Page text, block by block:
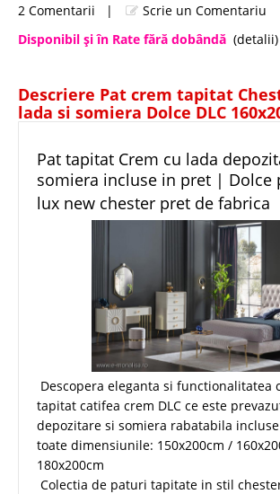
2 Comentarii |
Scrie un Comentariu
Disponibil şi în Rate fără dobândă (detalii)
Descriere Pat crem tapitat
lada si somiera Dolce DLC
Pat tapitat Crem cu lada
somiera incluse in pret | Dolce
lux new chester pret de fabrica
Descopera eleganta si functionalitatea
tapitat catifea crem DLC ce este
depozitare si somiera rabatabila
toate dimensiunile: 150x200cm /
180x200cm
Colectia de paturi tapitate in stil